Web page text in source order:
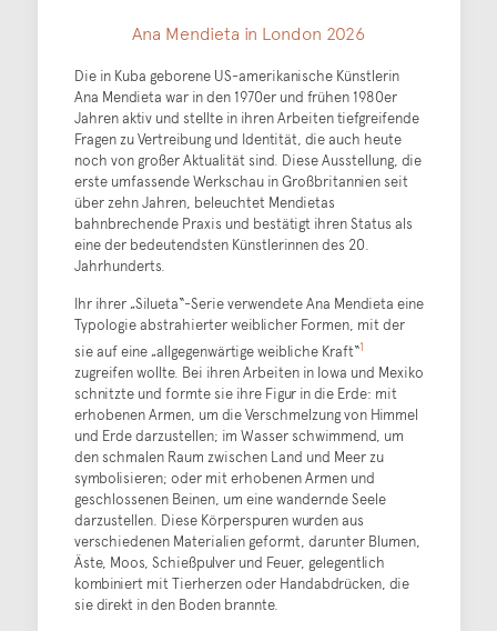
Ana Mendieta in London 2026
Die in Kuba geborene US-amerikanische Künstlerin
Ana Mendieta war in den 1970er und frühen 1980er
Jahren aktiv und stellte in ihren Arbeiten tiefgreifende
Fragen zu Vertreibung und Identität, die auch heute
noch von großer Aktualität sind. Diese Ausstellung, die
erste umfassende Werkschau in Großbritannien seit
über zehn Jahren, beleuchtet Mendietas
bahnbrechende Praxis und bestätigt ihren Status als
eine der bedeutendsten Künstlerinnen des 20.
Jahrhunderts.
Ihr ihrer „Silueta“-Serie verwendete Ana Mendieta eine
Typologie abstrahierter weiblicher Formen, mit der
sie auf eine „allgegenwärtige weibliche Kraft“1
zugreifen wollte. Bei ihren Arbeiten in Iowa und Mexiko
schnitzte und formte sie ihre Figur in die Erde: mit
erhobenen Armen, um die Verschmelzung von Himmel
und Erde darzustellen; im Wasser schwimmend, um
den schmalen Raum zwischen Land und Meer zu
symbolisieren; oder mit erhobenen Armen und
geschlossenen Beinen, um eine wandernde Seele
darzustellen. Diese Körperspuren wurden aus
verschiedenen Materialien geformt, darunter Blumen,
Äste, Moos, Schießpulver und Feuer, gelegentlich
kombiniert mit Tierherzen oder Handabdrücken, die
sie direkt in den Boden brannte.